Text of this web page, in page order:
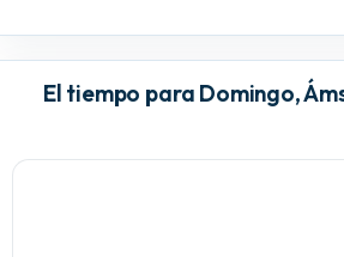
El tiempo para Domingo,